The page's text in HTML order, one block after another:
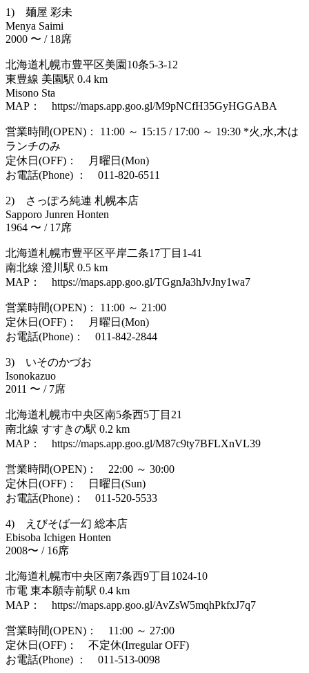
1) 麺屋 彩未
Menya Saimi
2000 〜 / 18席
北海道札幌市豊平区美園10条5-3-12
東豊線 美園駅 0.4 km
Misono Sta
MAP： https://maps.app.goo.gl/M9pNCfH35GyHGGABA
営業時間(OPEN)： 11:00 ～ 15:15 / 17:00 ～ 19:30 *火,水,木は
ランチのみ
定休日(OFF)： 月曜日(Mon)
お電話(Phone) ： 011-820-6511
2) さっぽろ純連 札幌本店
Sapporo Junren Honten
1964 〜 / 17席
北海道札幌市豊平区平岸二条17丁目1-41
南北線 澄川駅 0.5 km
MAP： https://maps.app.goo.gl/TGgnJa3hJvJny1wa7
営業時間(OPEN)： 11:00 ～ 21:00
定休日(OFF)： 月曜日(Mon)
お電話(Phone)： 011-842-2844
3) いそのかづお
Isonokazuo
2011 〜 / 7席
北海道札幌市中央区南5条西5丁目21
南北線 すすきの駅 0.2 km
MAP： https://maps.app.goo.gl/M87c9ty7BFLXnVL39
営業時間(OPEN)： 22:00 ～ 30:00
定休日(OFF)： 日曜日(Sun)
お電話(Phone)： 011-520-5533
4) えびそば一幻 総本店
Ebisoba Ichigen Honten
2008〜 / 16席
北海道札幌市中央区南7条西9丁目1024-10
市電 東本願寺前駅 0.4 km
MAP： https://maps.app.goo.gl/AvZsW5mqhPkfxJ7q7
営業時間(OPEN)： 11:00 ～ 27:00
定休日(OFF)： 不定休(Irregular OFF)
お電話(Phone) ： 011-513-0098